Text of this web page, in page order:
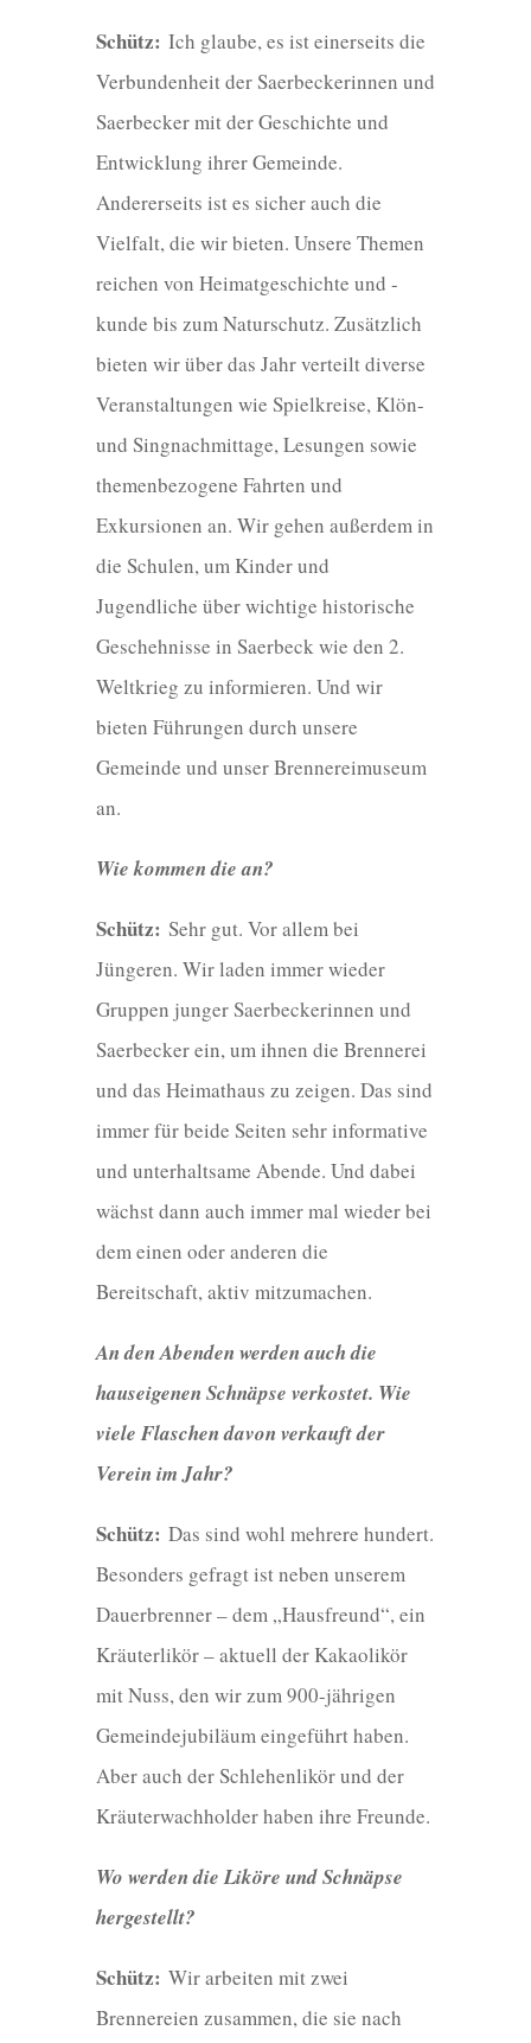
Schütz: Ich glaube, es ist einerseits die
Verbundenheit der Saerbeckerinnen und
Saerbecker mit der Geschichte und
Entwicklung ihrer Gemeinde.
Andererseits ist es sicher auch die
Vielfalt, die wir bieten. Unsere Themen
reichen von Heimatgeschichte und -
kunde bis zum Naturschutz. Zusätzlich
bieten wir über das Jahr verteilt diverse
Veranstaltungen wie Spielkreise, Klön-
und Singnachmittage, Lesungen sowie
themenbezogene Fahrten und
Exkursionen an. Wir gehen außerdem in
die Schulen, um Kinder und
Jugendliche über wichtige historische
Geschehnisse in Saerbeck wie den 2.
Weltkrieg zu informieren. Und wir
bieten Führungen durch unsere
Gemeinde und unser Brennereimuseum
an.
Wie kommen die an?
Schütz: Sehr gut. Vor allem bei
Jüngeren. Wir laden immer wieder
Gruppen junger Saerbeckerinnen und
Saerbecker ein, um ihnen die Brennerei
und das Heimathaus zu zeigen. Das sind
immer für beide Seiten sehr informative
und unterhaltsame Abende. Und dabei
wächst dann auch immer mal wieder bei
dem einen oder anderen die
Bereitschaft, aktiv mitzumachen.
An den Abenden werden auch die
hauseigenen Schnäpse verkostet. Wie
viele Flaschen davon verkauft der
Verein im Jahr?
Schütz: Das sind wohl mehrere hundert.
Besonders gefragt ist neben unserem
Dauerbrenner – dem „Hausfreund“, ein
Kräuterlikör – aktuell der Kakaolikör
mit Nuss, den wir zum 900-jährigen
Gemeindejubiläum eingeführt haben.
Aber auch der Schlehenlikör und der
Kräuterwachholder haben ihre Freunde.
Wo werden die Liköre und Schnäpse
hergestellt?
Schütz: Wir arbeiten mit zwei
Brennereien zusammen, die sie nach